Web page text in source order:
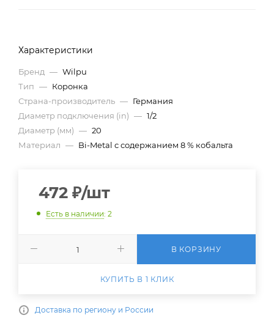
Характеристики
Бренд — Wilpu
Тип — Коронка
Страна-производитель — Германия
Диаметр подключения (in) — 1/2
Диаметр (мм) — 20
Материал — Bi-Metal с содержанием 8 % кобальта
472 ₽/шт
Есть в наличии: 2
В КОРЗИНУ
КУПИТЬ В 1 КЛИК
Доставка по региону и России